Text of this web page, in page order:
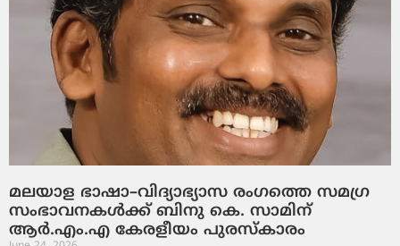
മലയാള ഭാഷാ–വിദ്യാഭ്യാസ രംഗത്തെ സമഗ്ര
സംഭാവനകൾക്ക് ബിനു കെ. സാമിന്
ആർ.എം.എ കേരളീയം പുരസ്‌കാരം